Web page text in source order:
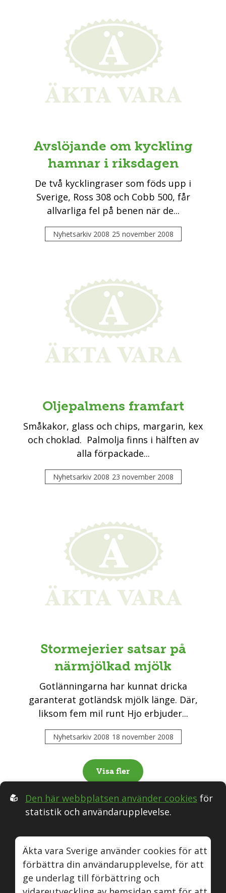
Avslöjande om kyckling
hamnar i riksdagen
De två kycklingraser som föds upp i
Sverige, Ross 308 och Cobb 500, får
allvarliga fel på benen när de...
Nyhetsarkiv 2008 25 november 2008
Oljepalmens framfart
Småkakor, glass och chips, margarin, kex
och choklad. Palmolja finns i hälften av
alla förpackade...
Nyhetsarkiv 2008 23 november 2008
Stormejerier satsar på
närmjölkad mjölk
Gotlänningarna har kunnat dricka
garanterat gotländsk mjölk länge. Där,
liksom fem mil runt Hjo erbjuder...
Nyhetsarkiv 2008 18 november 2008
Visa fler
Följ oss i Sociala medier:
Äkta varaNaturvinInstagramYoutube
Den här webbplatsen använder cookies för
statistik och användarupplevelse.
Äkta vara Sverige använder cookies för att
förbättra din användarupplevelse, för att
ge underlag till förbättring och